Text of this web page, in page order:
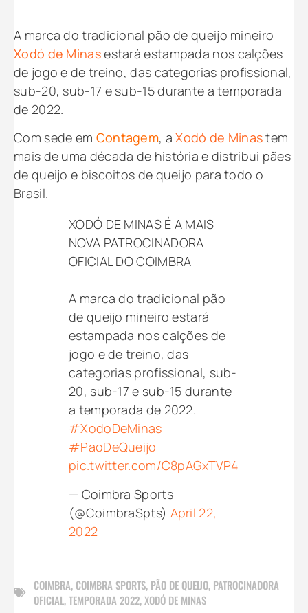
A marca do tradicional pão de queijo mineiro
Xodó de Minasestará estampada nos calções
de jogo e de treino, das categorias profissional,
sub-20, sub-17 e sub-15 durante a temporada
de 2022.
Com sede em Contagem, aXodó de Minastem
mais de uma década de história e distribui pães
de queijo e biscoitos de queijo para todo o
Brasil.
XODÓ DE MINAS É A MAIS
NOVA PATROCINADORA
OFICIAL DO COIMBRA
A marca do tradicional pão
de queijo mineiro estará
estampada nos calções de
jogo e de treino, das
categorias profissional, sub-
20, sub-17 e sub-15 durante
a temporada de 2022.
#XodoDeMinas
#PaoDeQueijo
pic.twitter.com/C8pAGxTVP4
— Coimbra Sports
(@CoimbraSpts) April 22,
2022
COIMBRA, COIMBRA SPORTS, PÃO DE QUEIJO, PATROCINADORA
OFICIAL,TEMPORADA 2022,XODÓ DE MINAS